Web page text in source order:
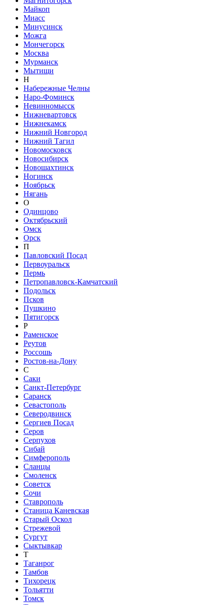
Майкоп
Миасс
Минусинск
Можга
Мончегорск
Москва
Мурманск
Мытищи
Н
Набережные Челны
Наро-Фоминск
Невинномысск
Нижневартовск
Нижнекамск
Нижний Новгород
Нижний Тагил
Новомосковск
Новосибирск
Новошахтинск
Ногинск
Ноябрьск
Нягань
О
Одинцово
Октябрьский
Омск
Орск
П
Павловский Посад
Первоуральск
Пермь
Петропавловск-Камчатский
Подольск
Псков
Пушкино
Пятигорск
Р
Раменское
Реутов
Россошь
Ростов-на-Дону
С
Саки
Санкт-Петербург
Саранск
Севастополь
Северодвинск
Сергиев Посад
Серов
Серпухов
Сибай
Симферополь
Сланцы
Смоленск
Советск
Сочи
Ставрополь
Станица Каневская
Старый Оскол
Стрежевой
Сургут
Сыктывкар
Т
Таганрог
Тамбов
Тихорецк
Тольятти
Томск